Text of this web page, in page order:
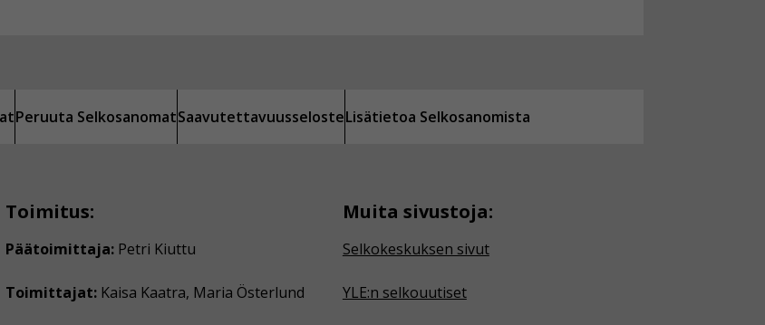
Peruuta SelkosanomatSaavutettavuusselosteLisätietoa Selkosanomista
Toimitus:
Päätoimittaja: Petri Kiuttu
Toimittajat: Kaisa Kaatra, Maria Österlund
Muita sivustoja:
Selkokeskuksen sivut
YLE:n selkouutiset